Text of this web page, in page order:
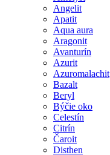
Angelit
Apatit
Aqua aura
Aragonit
Avanturín
Azurit
Azuromalachit
Bazalt
Beryl
Býčie oko
Celestín
Citrín
Čaroit
Disthen